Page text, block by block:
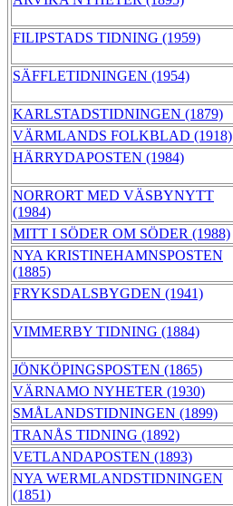
FILIPSTADS TIDNING (1959)
SÄFFLETIDNINGEN (1954)
KARLSTADSTIDNINGEN (1879)
VÄRMLANDS FOLKBLAD (1918)
HÄRRYDAPOSTEN (1984)
NORRORT MED VÄSBYNYTT
(1984)
MITT I SÖDER OM SÖDER (1988)
NYA KRISTINEHAMNSPOSTEN
(1885)
FRYKSDALSBYGDEN (1941)
VIMMERBY TIDNING (1884)
JÖNKÖPINGSPOSTEN (1865)
VÄRNAMO NYHETER (1930)
SMÅLANDSTIDNINGEN (1899)
TRANÅS TIDNING (1892)
VETLANDAPOSTEN (1893)
NYA WERMLANDSTIDNINGEN
(1851)